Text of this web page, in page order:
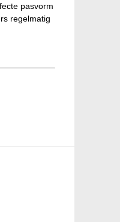
pasvorm
regelmatig